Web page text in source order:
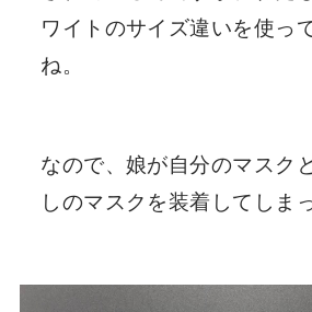
ワイトのサイズ違いを使っ
ね。
なので、娘が自分のマスク
しのマスクを装着してしま